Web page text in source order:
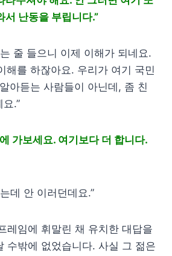
서 난동을 부립니다.”
줄 들으니 이제 이해가 되네요.
해를 하잖아요. 우리가 여기 국민
아듣는 사람들이 아닌데, 좀 친
.”
가보세요. 여기보다 더 합니다.
데 안 이러던데요.”
레임에 휘말린 채 유치한 대답을
수밖에 없었습니다. 사실 그 젊은